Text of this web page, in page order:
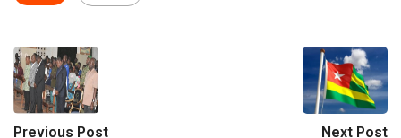
Previous Post Next Post